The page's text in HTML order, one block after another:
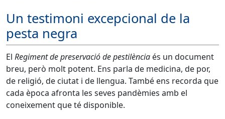
Un testimoni excepcional de la
pesta negra
El Regiment de preservació de pestilència és un document
breu, però molt potent. Ens parla de medicina, de por,
de religió, de ciutat i de llengua. També ens recorda que
cada època afronta les seves pandèmies amb el
coneixement que té disponible.